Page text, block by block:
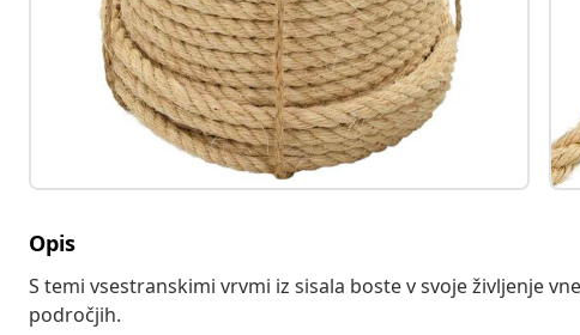
Opis
S temi vsestranskimi vrvmi iz sisala boste v svoje življenje
področjih.